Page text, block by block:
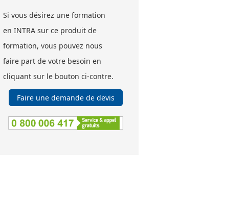
Si vous désirez une formation
en INTRA sur ce produit de
formation, vous pouvez nous
faire part de votre besoin en
cliquant sur le bouton ci-contre.
Faire une demande de devis